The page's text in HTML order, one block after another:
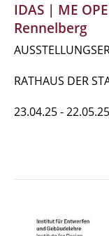
IDAS | ME
Rennelberg
RATHAUS DER
23.04.25 - 22.05.25